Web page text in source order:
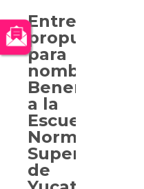
Entregan
propuesta
para
nombrar
Benemérita
a la
Escuela
Normal
Superior
de